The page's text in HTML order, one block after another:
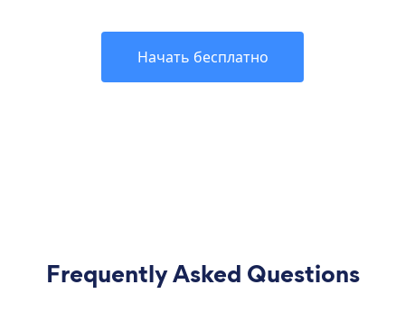
Начать бесплатно
Frequently Asked Questions